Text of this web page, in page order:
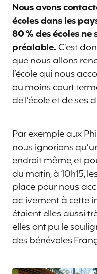
Nous avons
écoles dans les
80 % des écoles
préalable.C’est
que nous allons
l’école qui nous
ou moins court
de l’école et de ses
Par exemple aux
nous ignorions
endroit même, et
du matin, à 10h15,
place pour nous
activement à cette
étaient elles aussi
elles ont pu le
des bénévoles